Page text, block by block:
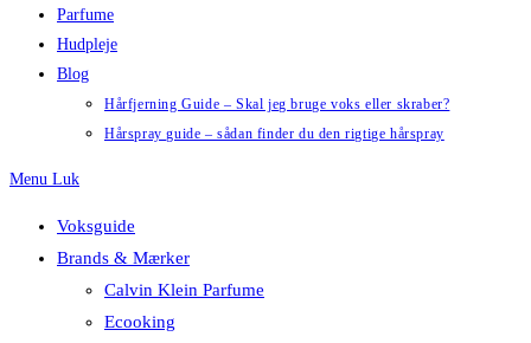
Parfume
Hudpleje
Blog
Hårfjerning Guide – Skal jeg bruge voks eller skraber?
Hårspray guide – sådan finder du den rigtige hårspray
Menu Luk
Voksguide
Brands & Mærker
Calvin Klein Parfume
Ecooking